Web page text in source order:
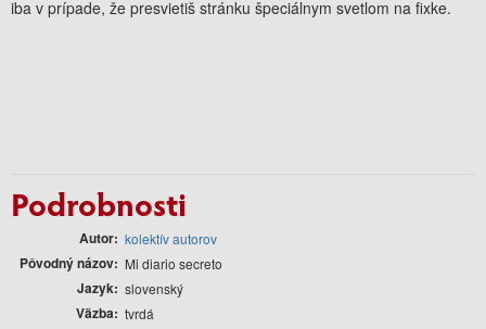
iba v prípade, že presvietiš stránku špeciálnym svetlom na fixke.
Podrobnosti
Autor kolektív autorov
Pôvodný názov Mi diario secreto
Jazyk slovenský
Väzba tvrdá